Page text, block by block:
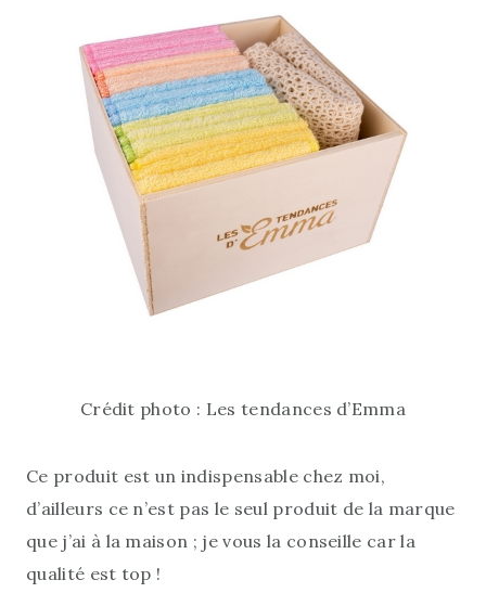
Crédit photo : Les tendances d’Emma
Ce produit est un indispensable chez moi,
d’ailleurs ce n’est pas le seul produit de la marque
que j’ai à la maison ; je vous la conseille car la
qualité est top !